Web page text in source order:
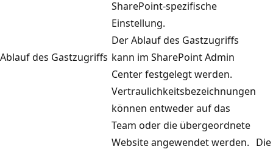
SharePoint-spezifische
Einstellung.
Ablauf des Gastzugriffs
Der Ablauf des Gastzugriffs
kann im SharePoint Admin
Center festgelegt werden.
Vertraulichkeitsbezeichnungen
können entweder auf das
Team oder die übergeordnete
Website angewendet werden.